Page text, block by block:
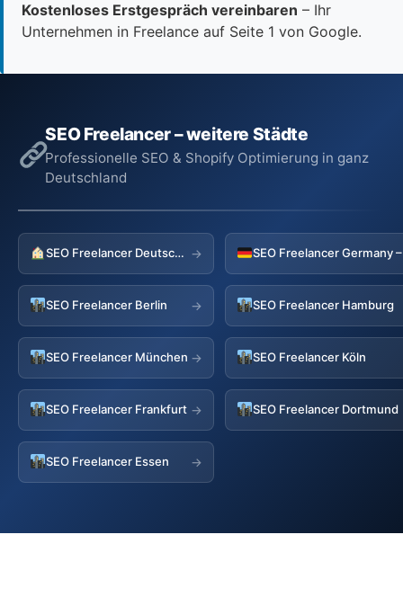
Kostenloses Erstgespräch vereinbaren – Ihr
Unternehmen in Freelance auf Seite 1 von Google.
SEO Freelancer – weitere Städte
Professionelle SEO & Shopify Optimierung in ganz
Deutschland
SEO Freelancer Deutschland →
SEO Freelancer Berlin → SEO Freelancer Hamburg
SEO Freelancer München → SEO Freelancer Köln
SEO Freelancer Frankfurt → SEO Freelancer Dortmund
SEO Freelancer Essen →